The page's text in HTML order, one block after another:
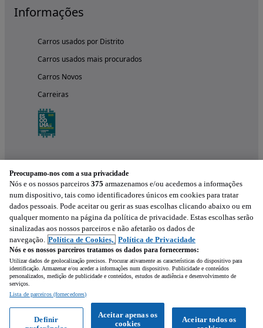
Informações
Carros usados por Distrito
Carros usados mais procurados
Carros Novos
Carreiras
Experimenta a aplicação
Preocupamo-nos com a sua privacidade
Nós e os nossos parceiros 375 armazenamos e/ou acedemos a informações
num dispositivo, tais como identificadores únicos em cookies para tratar
dados pessoais. Pode aceitar ou gerir as suas escolhas clicando abaixo ou em
qualquer momento na página da política de privacidade. Estas escolhas serão
sinalizadas aos nossos parceiros e não afetarão os dados de
navegação. Política de Cookies, Política de Privacidade
Nós e os nossos parceiros tratamos os dados para fornecermos:
Utilizar dados de geolocalização precisos. Procurar ativamente as características do dispositivo para
identificação. Armazenar e/ou aceder a informações num dispositivo. Publicidade e conteúdos
personalizados, medição de publicidade e conteúdos, estudos de audiência e desenvolvimento de
serviços.
Lista de parceiros (fornecedores)
Aceitar todos os
Aceitar apenas os
cookies
Definir